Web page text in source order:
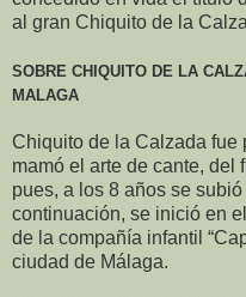
al gran Chiquito de la
SOBRE CHIQUITO DE LA
MALAGA
Chiquito de la Calzada fue
mamó el arte de cante, del
pues, a los 8 años se
continuación, se inició en
de la compañía infantil
ciudad de Málaga.